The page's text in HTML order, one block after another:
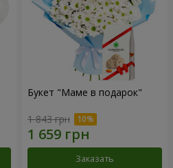
Букет "Маме в подарок"
1 843 грн
Заказать